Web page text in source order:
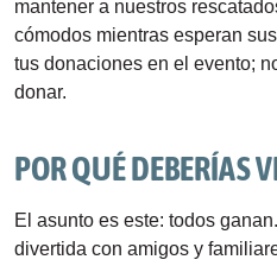
mantener a nuestros
cómodos mientras esperan
tus donaciones en el evento;
donar.
POR QUÉ DEBERÍAS
El asunto es este: todos
divertida con amigos y